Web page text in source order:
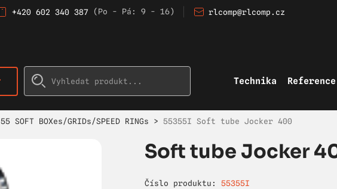
+420 602 340 387 (Po - Pá: 9 - 16) rlcomp@rlcomp.cz
Technika Reference
55 SOFT BOXes/GRIDs/SPEED RINGs > 55355I Soft tube Jocker 400
Soft tube Jocker
Číslo produktu: 55355I